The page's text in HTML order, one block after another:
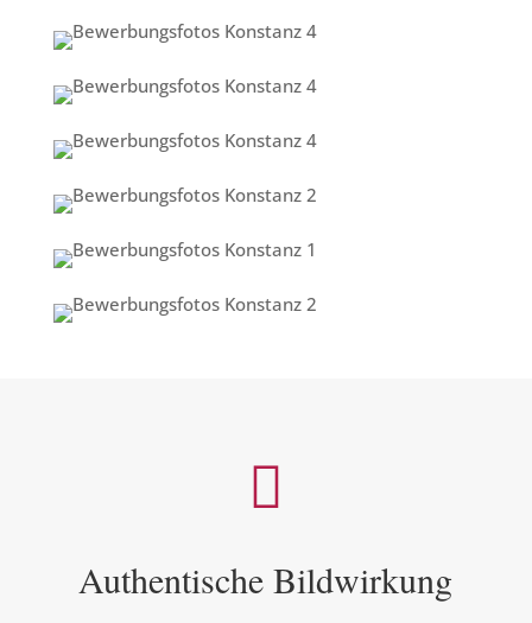

Authentische Bildwirkung